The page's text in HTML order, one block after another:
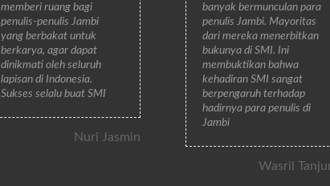
memberi ruang bagi
penulis-penulis Jambi
yang berbakat untuk
berkarya, agar dapat
dinikmati oleh seluruh
lapisan di Indonesia.
Sukses selalu buat SMI
Nuri Jasmin
banyak bermunculan para
penulis Jambi. Mayoritas
dari mereka menerbitkan
bukunya di SMI. Ini
membuktikan bahwa
kehadiran SMI sangat
berpengaruh terhadap
hadirnya para penulis di
Jambi
Wasril